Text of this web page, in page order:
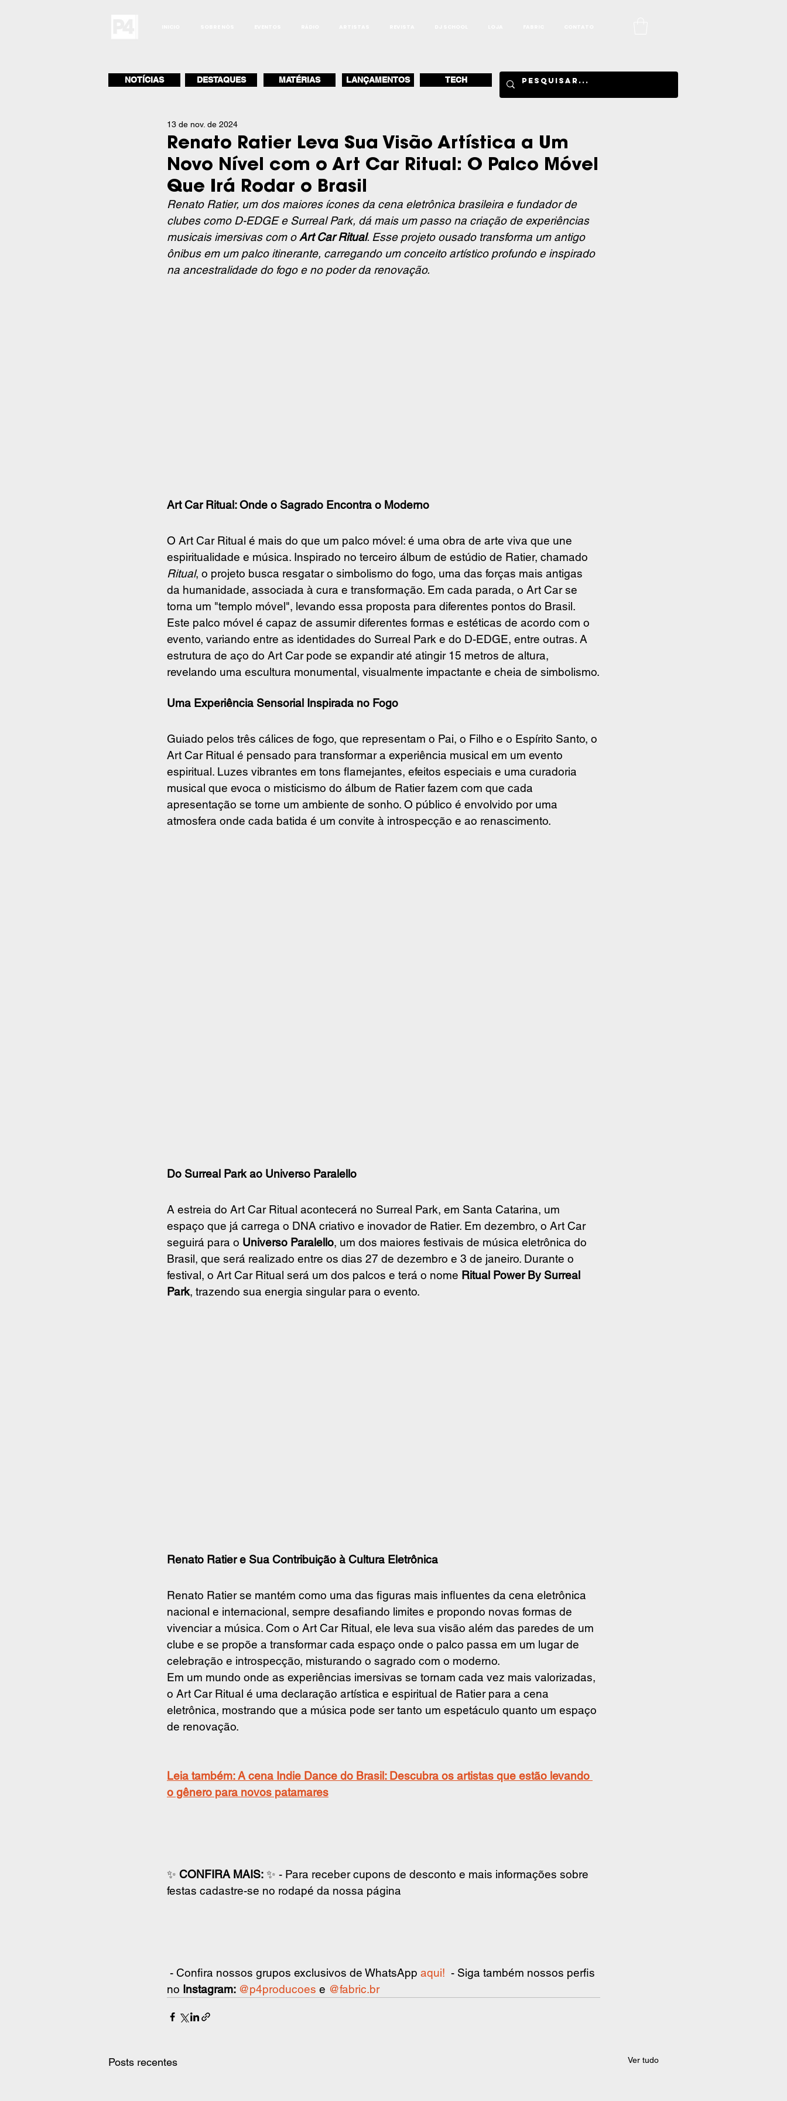
NOTÍCIAS DESTAQUES MATÉRIAS LANÇAMENTOS TECH
Renato Ratier Leva Sua Visão Artística a Um
Novo Nível com o Art Car Ritual: O Palco Móvel
Que Irá Rodar o Brasil
13 de nov. de 2024
Renato Ratier, um dos maiores ícones da cena eletrônica brasileira e fundador de
clubes como D-EDGE e Surreal Park, dá mais um passo na criação de experiências
musicais imersivas com o Art Car Ritual. Esse projeto ousado transforma um antigo
ônibus em um palco itinerante, carregando um conceito artístico profundo e inspirado
na ancestralidade do fogo e no poder da renovação.
Art Car Ritual: Onde o Sagrado Encontra o Moderno
O Art Car Ritual é mais do que um palco móvel: é uma obra de arte viva que une
espiritualidade e música. Inspirado no terceiro álbum de estúdio de Ratier, chamado
Ritual, o projeto busca resgatar o simbolismo do fogo, uma das forças mais antigas
da humanidade, associada à cura e transformação. Em cada parada, o Art Car se
torna um "templo móvel", levando essa proposta para diferentes pontos do Brasil.
Este palco móvel é capaz de assumir diferentes formas e estéticas de acordo com o
evento, variando entre as identidades do Surreal Park e do D-EDGE, entre outras. A
estrutura de aço do Art Car pode se expandir até atingir 15 metros de altura,
revelando uma escultura monumental, visualmente impactante e cheia de simbolismo.
Uma Experiência Sensorial Inspirada no Fogo
Guiado pelos três cálices de fogo, que representam o Pai, o Filho e o Espírito Santo, o
Art Car Ritual é pensado para transformar a experiência musical em um evento
espiritual. Luzes vibrantes em tons flamejantes, efeitos especiais e uma curadoria
musical que evoca o misticismo do álbum de Ratier fazem com que cada
apresentação se torne um ambiente de sonho. O público é envolvido por uma
atmosfera onde cada batida é um convite à introspecção e ao renascimento.
Do Surreal Park ao Universo Paralello
A estreia do Art Car Ritual acontecerá no Surreal Park, em Santa Catarina, um
espaço que já carrega o DNA criativo e inovador de Ratier. Em dezembro, o Art Car
seguirá para o Universo Paralello, um dos maiores festivais de música eletrônica do
Brasil, que será realizado entre os dias 27 de dezembro e 3 de janeiro. Durante o
festival, o Art Car Ritual será um dos palcos e terá o nome Ritual Power By Surreal
Park, trazendo sua energia singular para o evento.
Renato Ratier e Sua Contribuição à Cultura Eletrônica
Renato Ratier se mantém como uma das figuras mais influentes da cena eletrônica
nacional e internacional, sempre desafiando limites e propondo novas formas de
vivenciar a música. Com o Art Car Ritual, ele leva sua visão além das paredes de um
clube e se propõe a transformar cada espaço onde o palco passa em um lugar de
celebração e introspecção, misturando o sagrado com o moderno.
Em um mundo onde as experiências imersivas se tornam cada vez mais valorizadas,
o Art Car Ritual é uma declaração artística e espiritual de Ratier para a cena
eletrônica, mostrando que a música pode ser tanto um espetáculo quanto um espaço
de renovação.
Leia também: A cena Indie Dance do Brasil: Descubra os artistas que estão levando
o gênero para novos patamares
✨ CONFIRA MAIS: ✨ - Para receber cupons de desconto e mais informações sobre
festas cadastre-se no rodapé da nossa página
- Confira nossos grupos exclusivos de WhatsApp aqui! - Siga também nossos perfis
no Instagram: @p4producoes e @fabric.br
Posts recentes Ver tudo